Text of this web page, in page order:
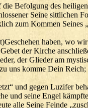
Befolgung des
Seine sittlichen
zum Kommen
haben, wo
der Kirche
der Glieder am
uns komme Dein
und gegen Luzifer
und seine Engel
alle Seine Feinde